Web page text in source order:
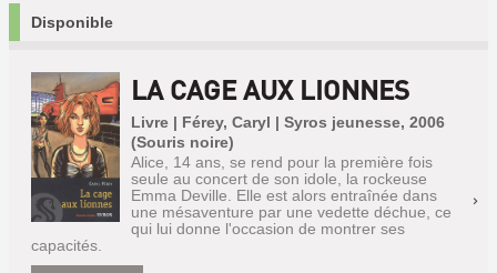
Disponible
LA CAGE AUX LIONNES
Livre | Férey, Caryl | Syros jeunesse, 2006
(Souris noire)
Alice, 14 ans, se rend pour la première fois
seule au concert de son idole, la rockeuse
Emma Deville. Elle est alors entraînée dans
une mésaventure par une vedette déchue, ce
qui lui donne l'occasion de montrer ses
capacités.